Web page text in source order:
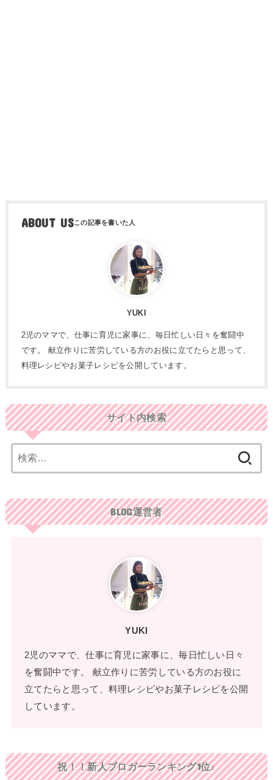
ABOUT US
YUKI
2児のママで、仕事に育児に家事に、毎日忙しい日々を奮闘中
です。 献立作りに苦労している方のお役に立てたらと思って、
料理レシピやお菓子レシピを公開しています。
サイト内検索
索:
BLOG運営者
YUKI
2児のママで、仕事に育児に家事に、毎日忙しい日々
を奮闘中です。 献立作りに苦労している方のお役に
立てたらと思って、料理レシピやお菓子レシピを公開
しています。
祝！！新人ブロガーランキング1位♪